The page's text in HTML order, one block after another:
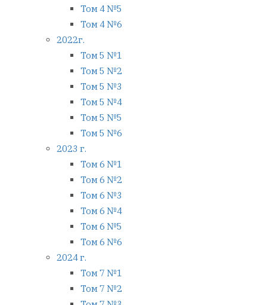
Том 4 №5
Том 4 №6
2022г.
Том 5 №1
Том 5 №2
Том 5 №3
Том 5 №4
Том 5 №5
Том 5 №6
2023 г.
Том 6 №1
Том 6 №2
Том 6 №3
Том 6 №4
Том 6 №5
Том 6 №6
2024 г.
Том 7 №1
Том 7 №2